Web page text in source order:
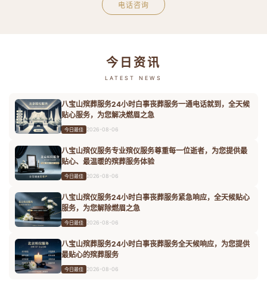
电话咨询
今日资讯
LATEST NEWS
八宝山殡葬服务24小时白事丧葬服务一通电话就到，全天候
贴心服务，为您解决燃眉之急
今日最佳 2026-08-06
八宝山殡仪服务专业殡仪服务尊重每一位逝者，为您提供最
贴心、最温暖的殡葬服务体验
今日最佳 2026-08-06
八宝山殡仪服务24小时白事丧葬服务紧急响应，全天候贴心
服务，为您解除燃眉之急
今日最佳 2026-08-06
八宝山殡葬服务24小时白事丧葬服务全天候响应，为您提供
最贴心的殡葬服务
今日最佳 2026-08-06